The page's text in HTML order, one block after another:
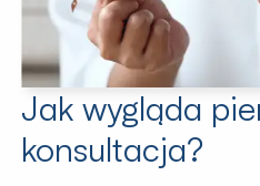
Jak wygląda
konsultacja?